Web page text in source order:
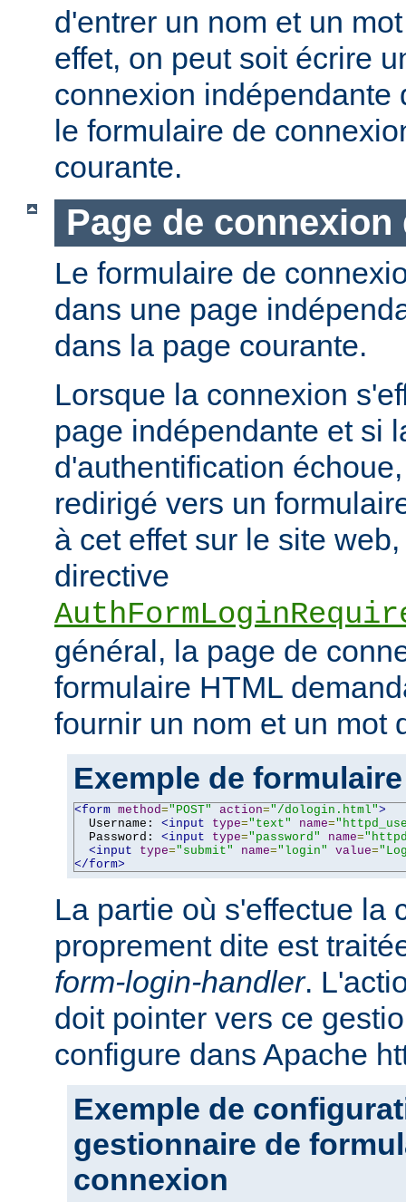
d'entrer un nom et un
effet, on peut soit écrire
connexion indépendante
le formulaire de
courante.
Page de connexion
Le formulaire de
dans une page
dans la page courante.
Lorsque la connexion
page indépendante et si
d'authentification
redirigé vers un
à cet effet sur le site
directive
général, la page de
formulaire HTML
fournir un nom et un mot
Exemple de
<form method="POST" action="/dologin.html">
  Username:
<input type="text" name=
  Password:
<input type="password" name=
<input
type="submit" name="login" value=
</form>
La partie où s'effectue la
proprement dite est
form-login-handler.
doit pointer vers ce
configure dans Apache
Exemple de
gestionnaire de
connexion